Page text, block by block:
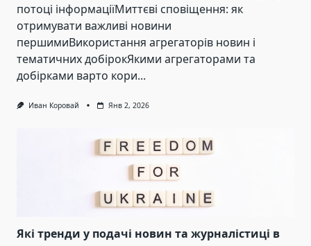
потоці інформаціїМиттєві сповіщення: як
отримувати важливі новини
першимиВикористання агрегаторів новин і
тематичних добірокЯкими агрегаторами та
добірками варто кори...
Иван Коровай Янв 2, 2026
Які тренди у подачі новин та журналістиці в